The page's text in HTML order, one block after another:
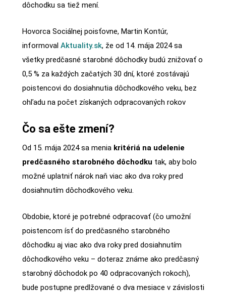
dôchodku sa tiež mení.
Hovorca Sociálnej poisťovne, Martin Kontúr,
informoval Aktuality.sk, že od 14. mája 2024 sa
všetky predčasné starobné dôchodky budú znižovať o
0,5 % za každých začatých 30 dní, ktoré zostávajú
poistencovi do dosiahnutia dôchodkového veku, bez
ohľadu na počet získaných odpracovaných rokov
Čo sa ešte zmení?
Od 15. mája 2024 sa menia kritériá na udelenie
predčasného starobného dôchodku tak, aby bolo
možné uplatniť nárok naň viac ako dva roky pred
dosiahnutím dôchodkového veku.
Obdobie, ktoré je potrebné odpracovať (čo umožní
poistencom ísť do predčasného starobného
dôchodku aj viac ako dva roky pred dosiahnutím
dôchodkového veku – doteraz známe ako predčasný
starobný dôchodok po 40 odpracovaných rokoch),
bude postupne predlžované o dva mesiace v závislosti